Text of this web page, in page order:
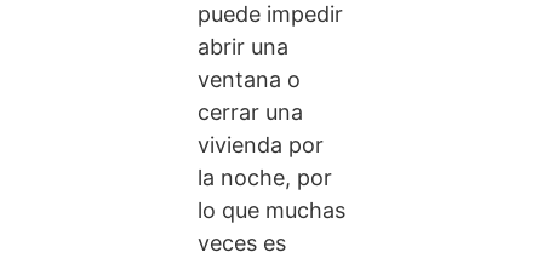
puede impedir
abrir una
ventana o
cerrar una
vivienda por
la noche, por
lo que muchas
veces es